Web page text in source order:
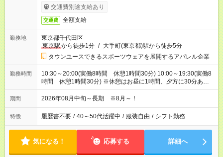
交通費別途支給あり
交通費 全額支給
勤務地
東京都千代田区
東京駅から徒歩1分 / 大手町(東京都)駅から徒歩5分
タウンユースできるスポーツウェアを展開するアパレル企業
勤務時間
10:30～20:00(実働8時間 休憩1時間30分) 10:00～19:30(実働8
時間 休憩1時間30分) ※休憩はお昼に1時間、夕方に30分ありま
す
期間 2026年08月中旬～長期 ※8月～！
特徴 履歴書不要 / 40～50代活躍中 / 服装自由 / シフト勤務
気になる！ 応募する 詳細へ